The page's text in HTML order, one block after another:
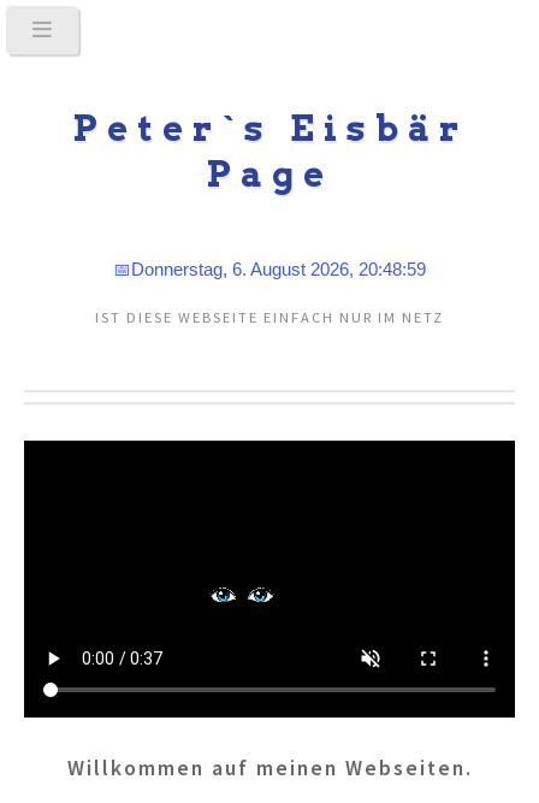
Peter`s Eisbär
Page
📅 Donnerstag, 6. August 2026, 20:49:00
IST DIESE WEBSEITE EINFACH NUR IM NETZ
Willkommen auf meinen Webseiten.